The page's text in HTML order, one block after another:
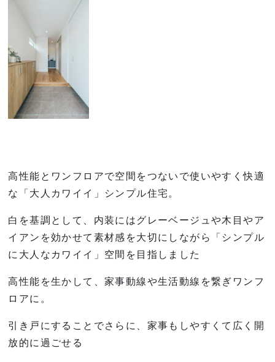
高性能とワンフロアで空間をつないで使いやすく快適
な「大人カワイイ」シンプル住宅。
白を基調として、内装にはグレーベージュや木目やア
イアンを効かせて素材感を大切にしながら「シンプル
に大人なカワイイ」空間を目指しました
高性能を生かして、家事動線や生活動線を繋ぎワンフ
ロアに。
引き戸にすることでさらに、家事もしやすくて広く開
放的に過ごせる